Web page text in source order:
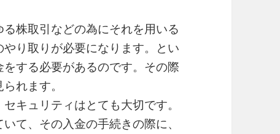
株取引などの為にそれを用いる
り取りが必要になります。とい
する必要があるのです。その際
れます。
キュリティはとても大切です。
て、その入金の手続きの際に、